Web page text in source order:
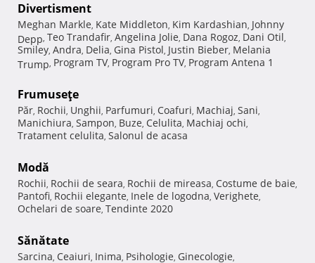
Divertisment
Meghan Markle, Kate Middleton, Kim Kardashian, Johnny
Depp, Teo Trandafir, Angelina Jolie, Dana Rogoz, Dani Otil,
Smiley, Andra, Delia, Gina Pistol, Justin Bieber, Melania
Trump, Program TV, Program Pro TV, Program Antena 1
Frumuseţe
Păr, Rochii, Unghii, Parfumuri, Coafuri, Machiaj, Sani,
Manichiura, Sampon, Buze, Celulita, Machiaj ochi,
Tratament celulita, Salonul de acasa
Modă
Rochii, Rochii de seara, Rochii de mireasa, Costume de baie,
Pantofi, Rochii elegante, Inele de logodna, Verighete,
Ochelari de soare, Tendinte 2020
Sănătate
Sarcina, Ceaiuri, Inima, Psihologie, Ginecologie,